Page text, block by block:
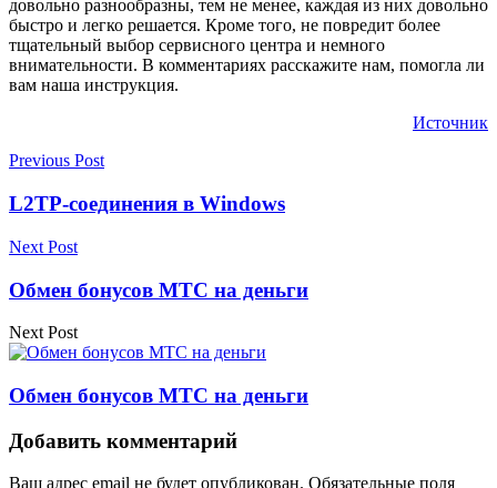
довольно разнообразны, тем не менее, каждая из них довольно
быстро и легко решается. Кроме того, не повредит более
тщательный выбор сервисного центра и немного
внимательности. В комментариях расскажите нам, помогла ли
вам наша инструкция.
Источник
Previous Post
L2TP-соединения в Windows
Next Post
Обмен бонусов МТС на деньги
Next Post
Обмен бонусов МТС на деньги
Добавить комментарий
Ваш адрес email не будет опубликован. Обязательные поля